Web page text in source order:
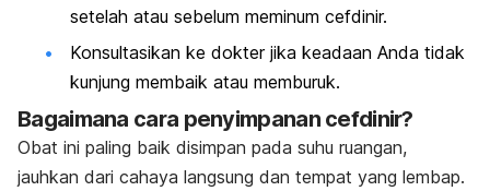
setelah atau sebelum meminum cefdinir.
Konsultasikan ke dokter jika keadaan Anda tidak
kunjung membaik atau memburuk.
Bagaimana cara penyimpanan cefdinir?
Obat ini paling baik disimpan pada suhu ruangan,
jauhkan dari cahaya langsung dan tempat yang lembap.